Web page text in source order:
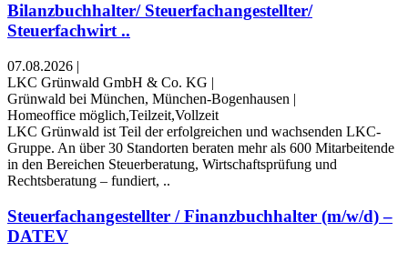
Bilanzbuchhalter/ Steuerfachangestellter/
Steuerfachwirt ..
07.08.2026 |
LKC Grünwald GmbH & Co. KG |
Grünwald bei München, München-Bogenhausen |
Homeoffice möglich,Teilzeit,Vollzeit
LKC Grünwald ist Teil der erfolgreichen und wachsenden LKC-
Gruppe. An über 30 Standorten beraten mehr als 600 Mitarbeitende
in den Bereichen Steuerberatung, Wirtschaftsprüfung und
Rechtsberatung – fundiert, ..
Steuerfachangestellter / Finanzbuchhalter (m/w/d) –
DATEV